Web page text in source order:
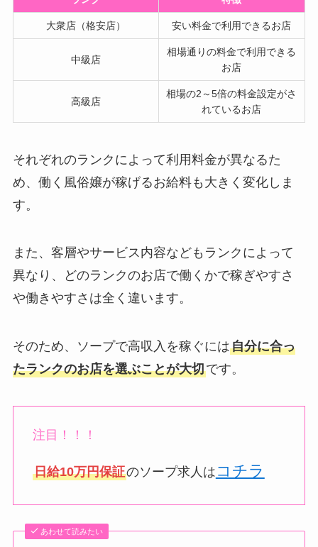
大衆店（格安店） 安い料金で利用できるお店
中級店
相場通りの料金で利用できる
お店
高級店
相場の2～5倍の料金設定がさ
れているお店
それぞれのランクによって利用料金が異なるた
め、働く風俗嬢が稼げるお給料も大きく変化しま
す。
また、客層やサービス内容などもランクによって
異なり、どのランクのお店で働くかで稼ぎやすさ
や働きやすさは全く違います。
そのため、ソープで高収入を稼ぐには自分に合っ
たランクのお店を選ぶことが大切です。
注目！！！
日給10万円保証のソープ求人は コチラ
あわせて読みたい